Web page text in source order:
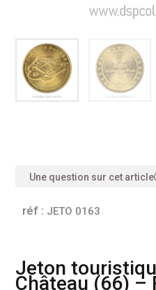
Une question sur cet article
réf : JETO 0163
Jeton
Château (66) –